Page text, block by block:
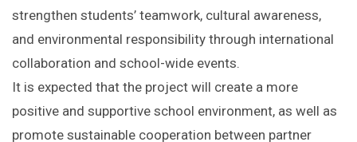
strengthen students’ teamwork, cultural awareness,
and environmental responsibility through international
collaboration and school-wide events.
It is expected that the project will create a more
positive and supportive school environment, as well as
promote sustainable cooperation between partner